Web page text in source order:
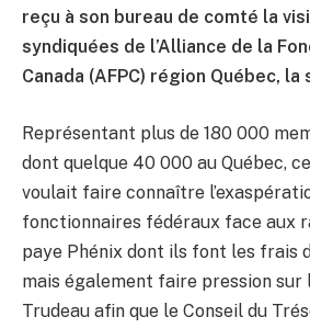
reçu à son bureau de comté la
syndiquées de l’Alliance de la
Canada (AFPC) région Québec,
Représentant plus de 180 000
dont quelque 40 000 au Québec,
voulait faire connaître
fonctionnaires fédéraux face aux
paye Phénix dont ils font les frais
mais également faire pression sur
Trudeau afin que le Conseil du